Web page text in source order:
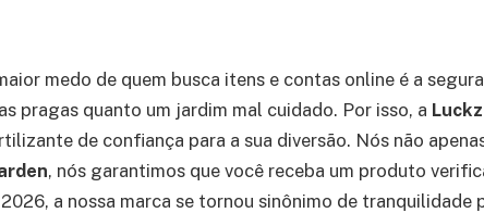
medo de quem busca itens e contas online é a
pragas quanto um jardim mal cuidado. Por isso, a
de confiança para a sua diversão. Nós não
, nós garantimos que você receba um produto
a nossa marca se tornou sinônimo de tranquilidade